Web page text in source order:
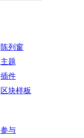
陈列窗
主题
插件
区块样板
参与